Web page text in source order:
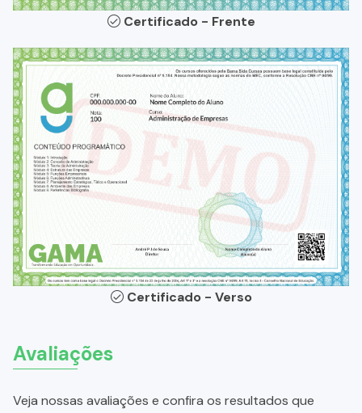
Certificado - Frente
Certificado - Verso
Avaliações
Veja nossas avaliações e confira os resultados que